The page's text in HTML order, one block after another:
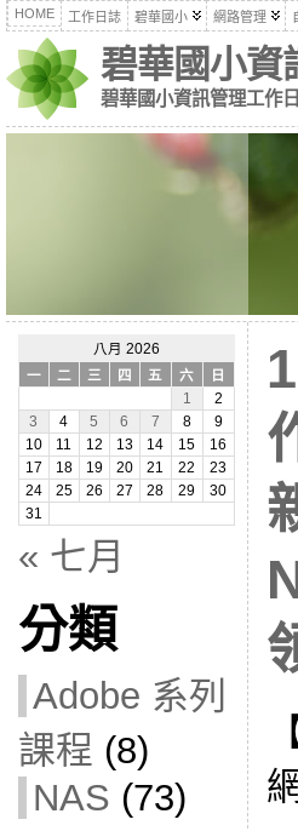
HOME 工作日誌 碧華國小 網路管理
碧華國小資
碧華國小資訊管理工作
八月 2026
一
二 三 四 五 六
日
1
2
3
4 5 6 7 8
9
10
11 12 13 14 15
16
17
18 19 20 21 22
23
24
25 26 27 28 29
30
31
« 七月
分類
Adobe 系列
課程 (8)
NAS (73)